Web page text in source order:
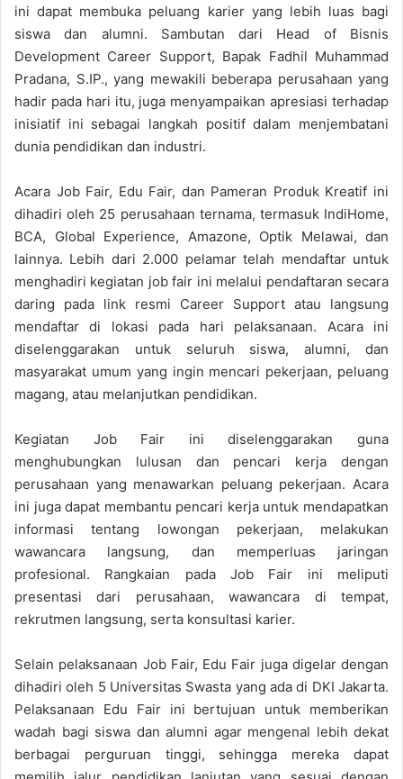
ini dapat membuka peluang karier yang lebih luas bagi
siswa dan alumni. Sambutan dari Head of Bisnis
Development Career Support, Bapak Fadhil Muhammad
Pradana, S.IP., yang mewakili beberapa perusahaan yang
hadir pada hari itu, juga menyampaikan apresiasi terhadap
inisiatif ini sebagai langkah positif dalam menjembatani
dunia pendidikan dan industri.
Acara Job Fair, Edu Fair, dan Pameran Produk Kreatif ini
dihadiri oleh 25 perusahaan ternama, termasuk IndiHome,
BCA, Global Experience, Amazone, Optik Melawai, dan
lainnya. Lebih dari 2.000 pelamar telah mendaftar untuk
menghadiri kegiatan job fair ini melalui pendaftaran secara
daring pada link resmi Career Support atau langsung
mendaftar di lokasi pada hari pelaksanaan. Acara ini
diselenggarakan untuk seluruh siswa, alumni, dan
masyarakat umum yang ingin mencari pekerjaan, peluang
magang, atau melanjutkan pendidikan.
Kegiatan Job Fair ini diselenggarakan guna
menghubungkan lulusan dan pencari kerja dengan
perusahaan yang menawarkan peluang pekerjaan. Acara
ini juga dapat membantu pencari kerja untuk mendapatkan
informasi tentang lowongan pekerjaan, melakukan
wawancara langsung, dan memperluas jaringan
profesional. Rangkaian pada Job Fair ini meliputi
presentasi dari perusahaan, wawancara di tempat,
rekrutmen langsung, serta konsultasi karier.
Selain pelaksanaan Job Fair, Edu Fair juga digelar dengan
dihadiri oleh 5 Universitas Swasta yang ada di DKI Jakarta.
Pelaksanaan Edu Fair ini bertujuan untuk memberikan
wadah bagi siswa dan alumni agar mengenal lebih dekat
berbagai perguruan tinggi, sehingga mereka dapat